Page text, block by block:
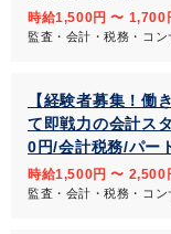
時給1,500円 〜 1,700
監査・会計・税務・コ
【経験者募集！働
て即戦力の会計ス
0円/会計税務/パー
時給1,500円 〜 2,500
監査・会計・税務・コ